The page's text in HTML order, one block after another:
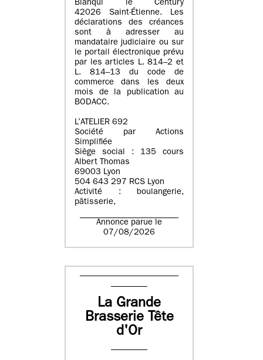
Blanqui le Century
42026 Saint-Étienne. Les
déclarations des créances
sont à adresser au
mandataire judiciaire ou sur
le portail électronique prévu
par les articles L. 814–2 et
L. 814–13 du code de
commerce dans les deux
mois de la publication au
BODACC.
L’ATELIER 692
Société par Actions
Simplifiée
Siège social : 135 cours
Albert Thomas
69003 Lyon
504 643 297 RCS Lyon
Activité : boulangerie,
pâtisserie,
Annonce parue le
07/08/2026
La Grande
Brasserie Tête
d'Or